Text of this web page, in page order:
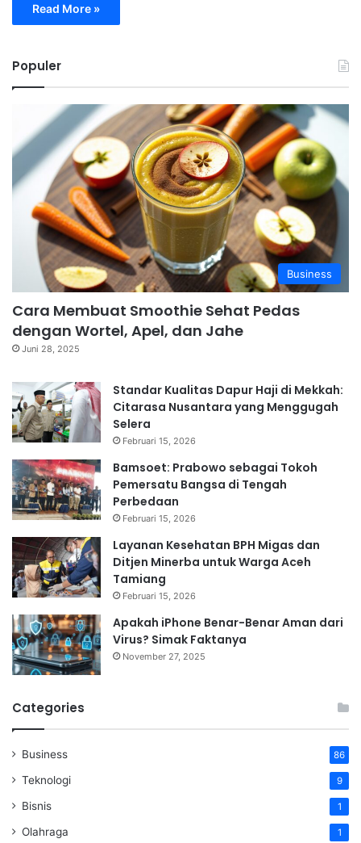
Read More »
Populer
Business
Cara Membuat Smoothie Sehat Pedas
dengan Wortel, Apel, dan Jahe
Juni 28, 2025
Standar Kualitas Dapur Haji di Mekkah:
Citarasa Nusantara yang Menggugah
Selera
Februari 15, 2026
Bamsoet: Prabowo sebagai Tokoh
Pemersatu Bangsa di Tengah
Perbedaan
Februari 15, 2026
Layanan Kesehatan BPH Migas dan
Ditjen Minerba untuk Warga Aceh
Tamiang
Februari 15, 2026
Apakah iPhone Benar-Benar Aman dari
Virus? Simak Faktanya
November 27, 2025
Categories
Business 86
Teknologi 9
Bisnis 1
Olahraga 1